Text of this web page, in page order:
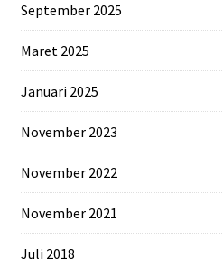
September 2025
Maret 2025
Januari 2025
November 2023
November 2022
November 2021
Juli 2018